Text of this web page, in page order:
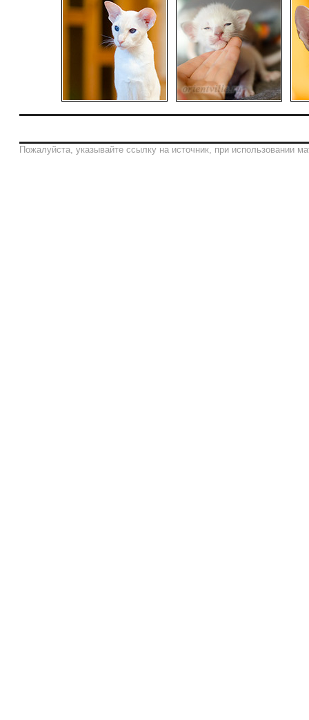
Пожалуйста, указывайте ссылку на источник, при использовании